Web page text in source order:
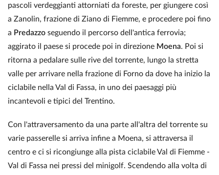
pascoli verdeggianti attorniati da foreste, per giungere così
a Zanolin, frazione di Ziano di Fiemme, e procedere poi fino
a Predazzo seguendo il percorso dell'antica ferrovia;
aggirato il paese si procede poi in direzione Moena. Poi si
ritorna a pedalare sulle rive del torrente, lungo la stretta
valle per arrivare nella frazione di Forno da dove ha inizio la
ciclabile nella Val di Fassa, in uno dei paesaggi più
incantevoli e tipici del Trentino.
Con l'attraversamento da una parte all'altra del torrente su
varie passerelle si arriva infine a Moena, si attraversa il
centro e ci si ricongiunge alla pista ciclabile Val di Fiemme -
Val di Fassa nei pressi del minigolf. Scendendo alla volta di